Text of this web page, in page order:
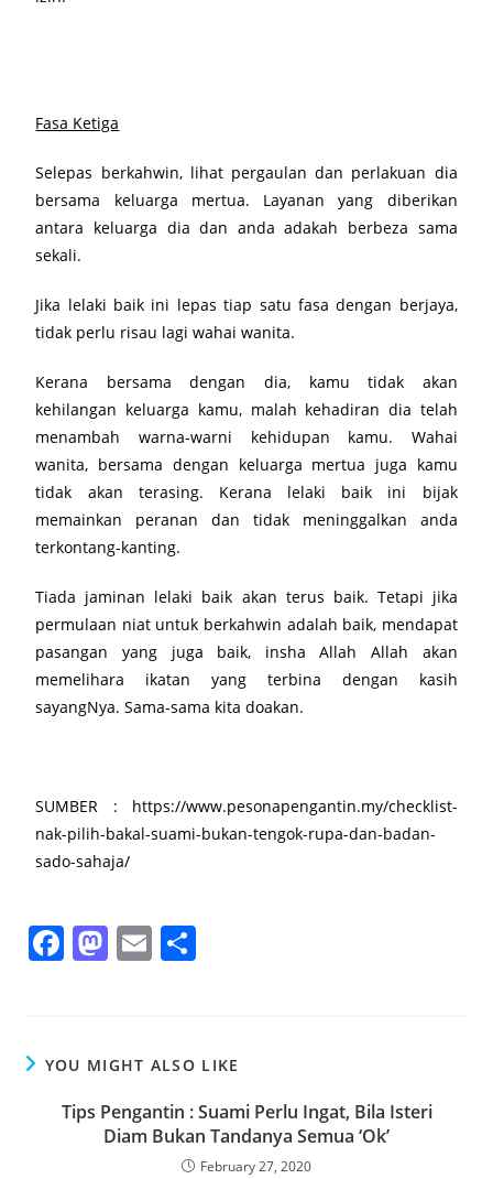
Fasa Ketiga
Selepas berkahwin, lihat pergaulan dan perlakuan dia
bersama keluarga mertua. Layanan yang diberikan
antara keluarga dia dan anda adakah berbeza sama
sekali.
Jika lelaki baik ini lepas tiap satu fasa dengan berjaya,
tidak perlu risau lagi wahai wanita.
Kerana bersama dengan dia, kamu tidak akan
kehilangan keluarga kamu, malah kehadiran dia telah
menambah warna-warni kehidupan kamu. Wahai
wanita, bersama dengan keluarga mertua juga kamu
tidak akan terasing. Kerana lelaki baik ini bijak
memainkan peranan dan tidak meninggalkan anda
terkontang-kanting.
Tiada jaminan lelaki baik akan terus baik. Tetapi jika
permulaan niat untuk berkahwin adalah baik, mendapat
pasangan yang juga baik, insha Allah Allah akan
memelihara ikatan yang terbina dengan kasih
sayangNya. Sama-sama kita doakan.
SUMBER : https://www.pesonapengantin.my/checklist-
nak-pilih-bakal-suami-bukan-tengok-rupa-dan-badan-
sado-sahaja/
F
a
e
b
o
M
a
o
d
o
n
E
m
l e
YOU MIGHT ALSO LIKE
Tips Pengantin : Suami Perlu Ingat, Bila Isteri
Diam Bukan Tandanya Semua ‘Ok’
February 27, 2020